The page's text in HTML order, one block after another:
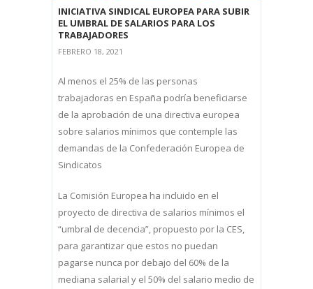
INICIATIVA SINDICAL EUROPEA PARA SUBIR
EL UMBRAL DE SALARIOS PARA LOS
TRABAJADORES
FEBRERO 18, 2021
Al menos el 25% de las personas
trabajadoras en España podría beneficiarse
de la aprobación de una directiva europea
sobre salarios mínimos que contemple las
demandas de la Confederación Europea de
Sindicatos
La Comisión Europea ha incluido en el
proyecto de directiva de salarios mínimos el
“umbral de decencia”, propuesto por la CES,
para garantizar que estos no puedan
pagarse nunca por debajo del 60% de la
mediana salarial y el 50% del salario medio de